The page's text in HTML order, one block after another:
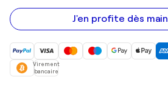
e-
mail
J'en profite dès
Virement
bancaire